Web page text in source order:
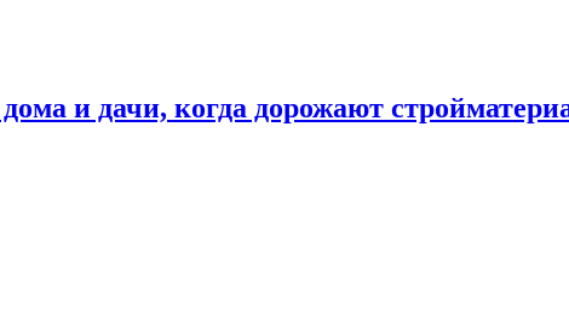
и дачи, когда дорожают